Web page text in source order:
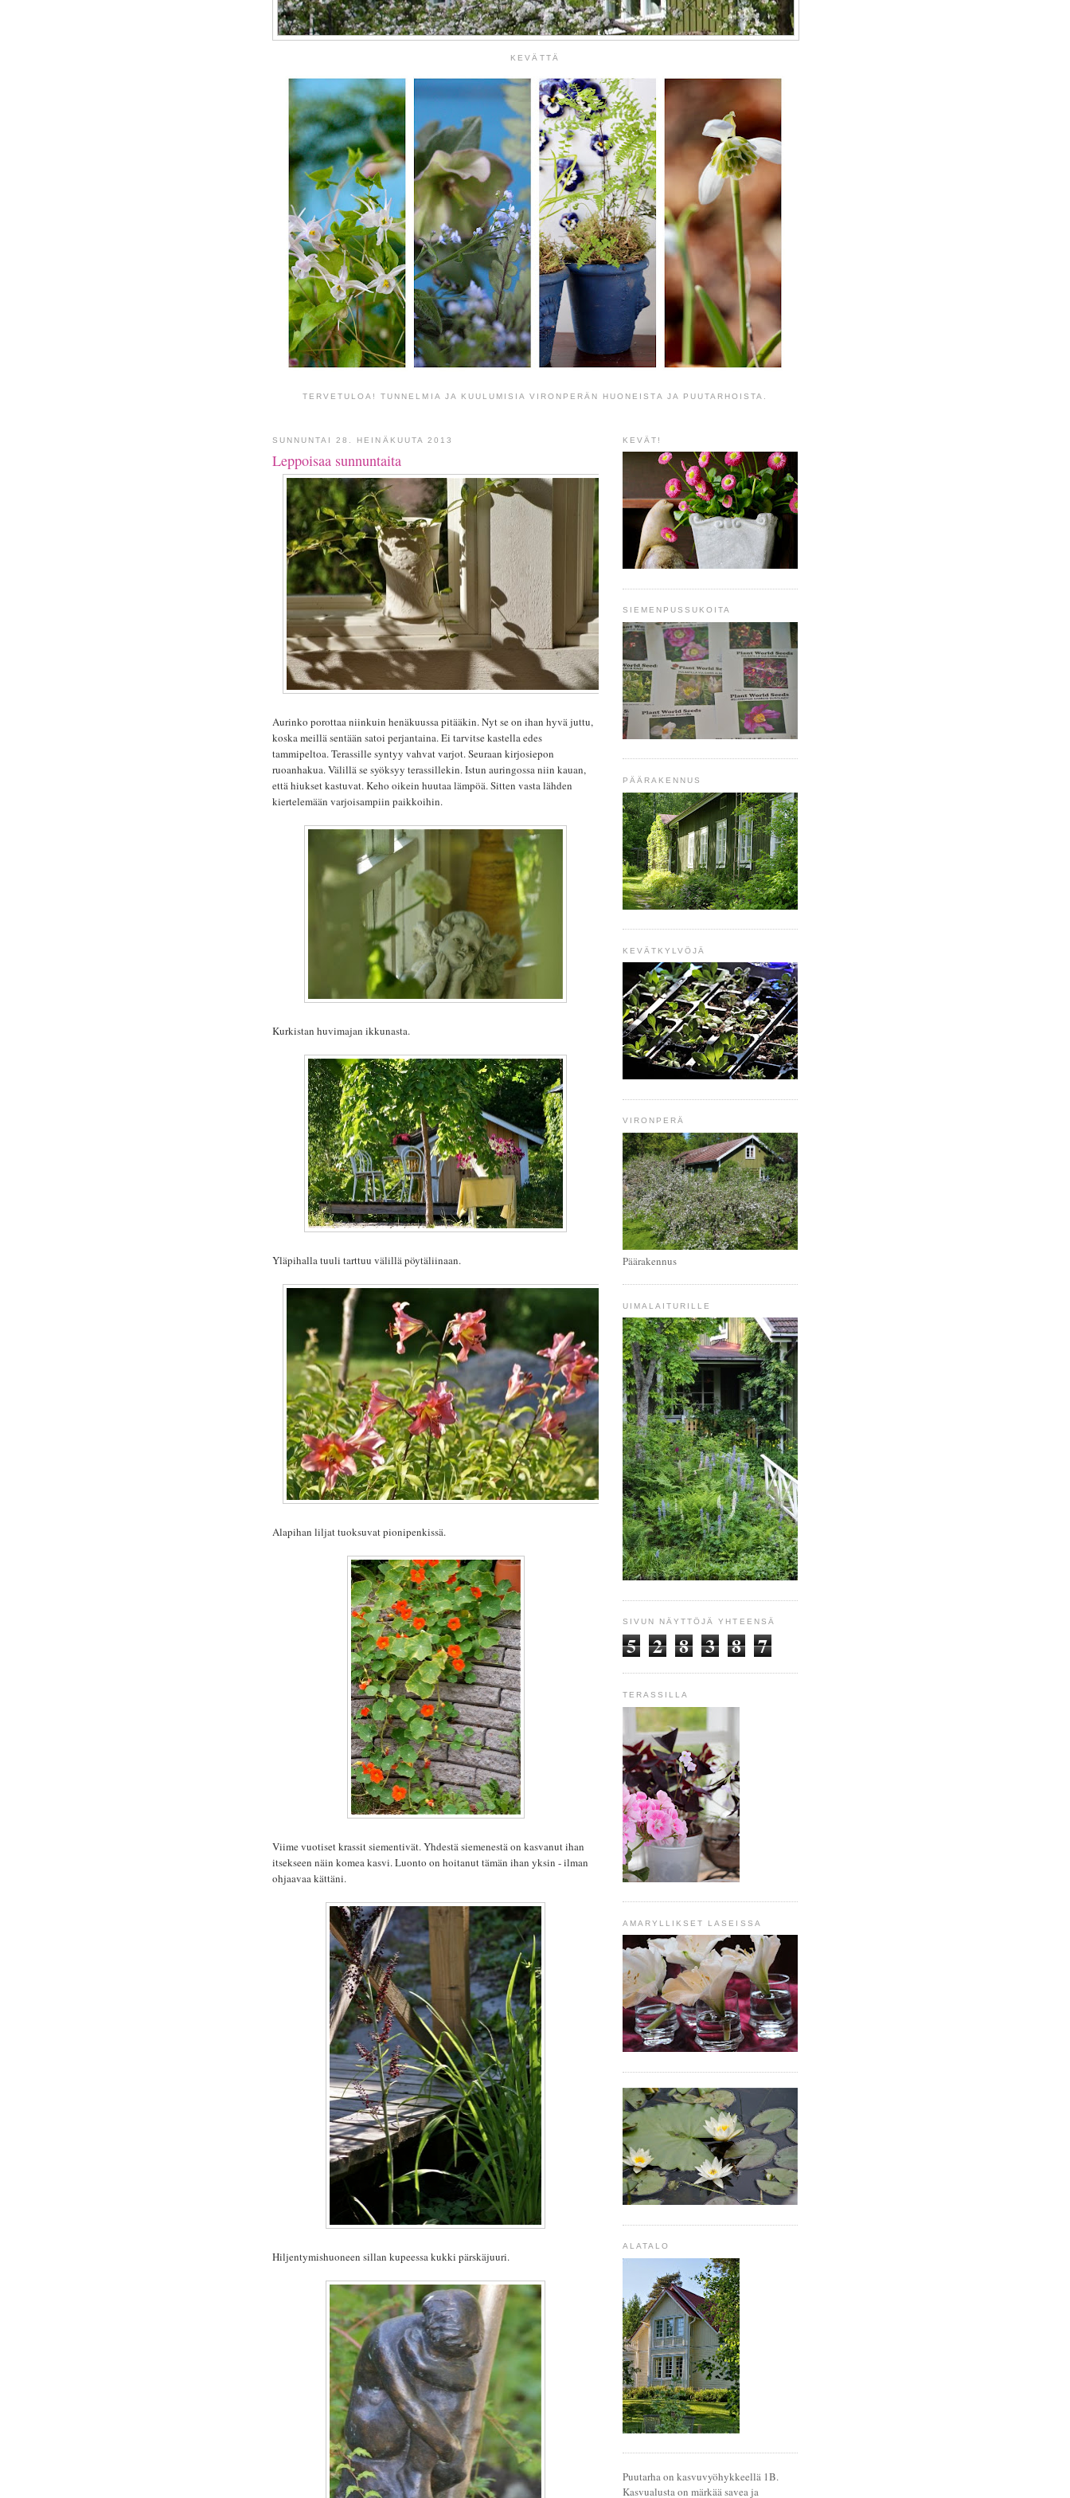
KEVÄTTÄ
TERVETULOA! TUNNELMIA JA KUULUMISIA VIRONPERÄN HUONEISTA JA PUUTARHOISTA.
SUNNUNTAI 28. HEINÄKUUTA 2013
Leppoisaa sunnuntaita
Aurinko porottaa niinkuin henäkuussa pitääkin. Nyt se on ihan hyvä juttu,
koska meillä sentään satoi perjantaina. Ei tarvitse kastella edes
tammipeltoa. Terassille syntyy vahvat varjot. Seuraan kirjosiepon
ruoanhakua. Välillä se syöksyy terassillekin. Istun auringossa niin kauan,
että hiukset kastuvat. Keho oikein huutaa lämpöä. Sitten vasta lähden
kiertelemään varjoisampiin paikkoihin.
Kurkistan huvimajan ikkunasta.
Yläpihalla tuuli tarttuu välillä pöytäliinaan.
Alapihan liljat tuoksuvat pionipenkissä.
Viime vuotiset krassit siementivät. Yhdestä siemenestä on kasvanut ihan
itsekseen näin komea kasvi. Luonto on hoitanut tämän ihan yksin - ilman
ohjaavaa kättäni.
Hiljentymishuoneen sillan kupeessa kukki pärskäjuuri.
KEVÄT!
SIEMENPUSSUKOITA
PÄÄRAKENNUS
KEVÄTKYLVÖJÄ
VIRONPERÄ
Päärakennus
UIMALAITURILLE
SIVUN NÄYTTÖJÄ YHTEENSÄ
5 2 8 3 8 7
TERASSILLA
AMARYLLIKSET LASEISSA
ALATALO
Puutarha on kasvuvyöhykkeellä 1B.
Kasvualusta on märkää savea ja